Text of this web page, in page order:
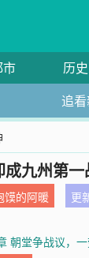
市 历史
追
九州第一
馍的阿暖 更
朝堂争战议，